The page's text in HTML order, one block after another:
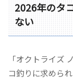
2026年のタ
ない
「オクトライズ
コ釣りに求めら